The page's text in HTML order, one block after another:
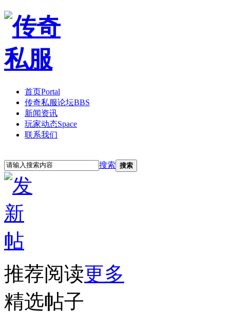
首页Portal
传奇私服论坛BBS
新闻资讯
玩家动态Space
联系我们
搜索 搜索
推荐阅读更多
精选帖子